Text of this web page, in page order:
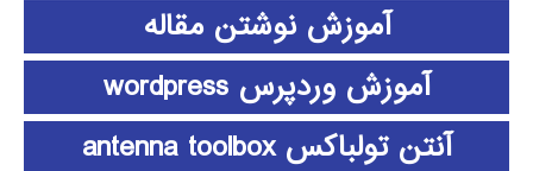
آموزش نوشتن مقاله
آموزش وردپرس wordpress
آنتن تولباکس antenna toolbox